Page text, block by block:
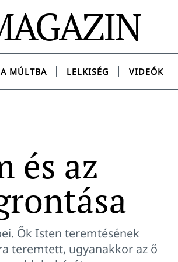
MÚLTBA LELKISÉG VIDEÓK
és az
Ők Isten teremtésének
teremtett, ugyanakkor az ő